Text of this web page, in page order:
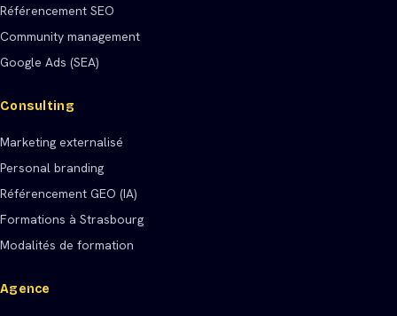
Référencement SEO
Community management
Google Ads (SEA)
Consulting
Marketing externalisé
Personal branding
Référencement GEO (IA)
Formations à Strasbourg
Modalités de formation
Agence